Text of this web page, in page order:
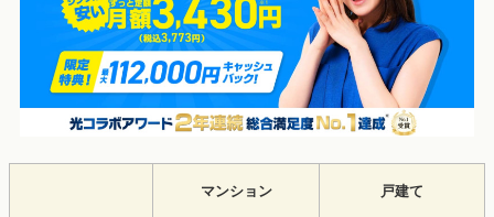
マンション 戸建て